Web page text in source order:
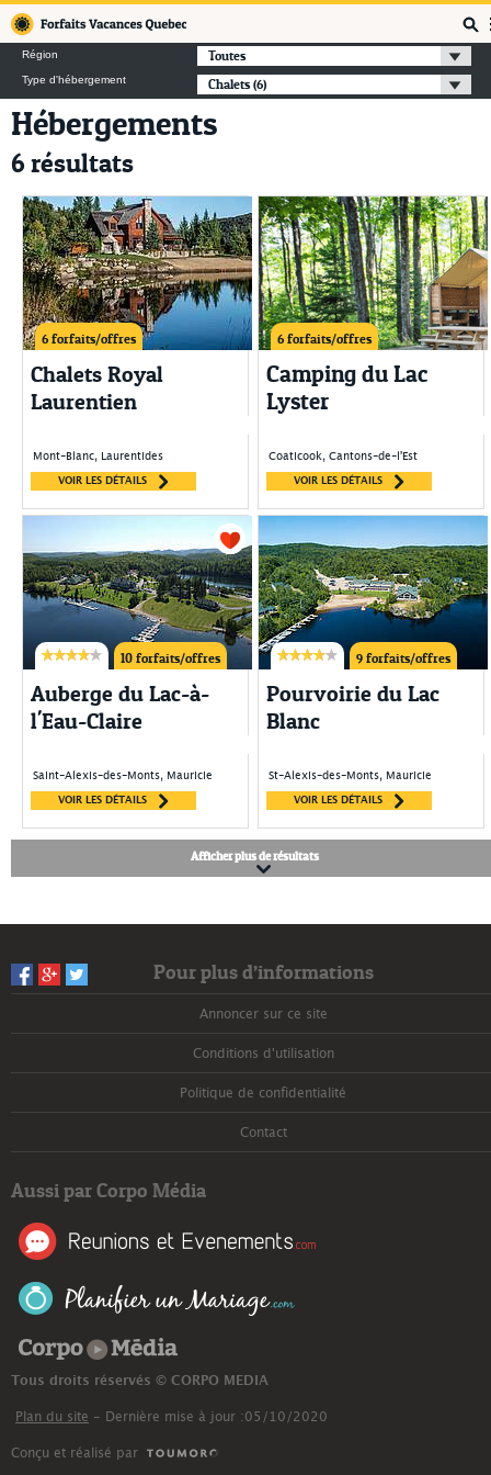
Région Toutes
Type d'hébergement Chalets (6)
Hébergements
6 résultats
6 forfaits/offres
Chalets Royal
Laurentien
Mont-Blanc, Laurentides
VOIR LES DÉTAILS
6 forfaits/offres
Camping du Lac
Lyster
Coaticook, Cantons-de-l'Est
VOIR LES DÉTAILS
10 forfaits/offres
Auberge du Lac-à-
l'Eau-Claire
Saint-Alexis-des-Monts, Mauricie
VOIR LES DÉTAILS
9 forfaits/offres
Pourvoirie du Lac
Blanc
St-Alexis-des-Monts, Mauricie
VOIR LES DÉTAILS
Afficher plus de résultats
Pour plus d’informations
Annoncer sur ce site
Conditions d'utilisation
Politique de confidentialité
Contact
Aussi par Corpo Média
Tous droits réservés © CORPO MEDIA
Plan du site - Dernière mise à jour :05/10/2020
Conçu et réalisé par